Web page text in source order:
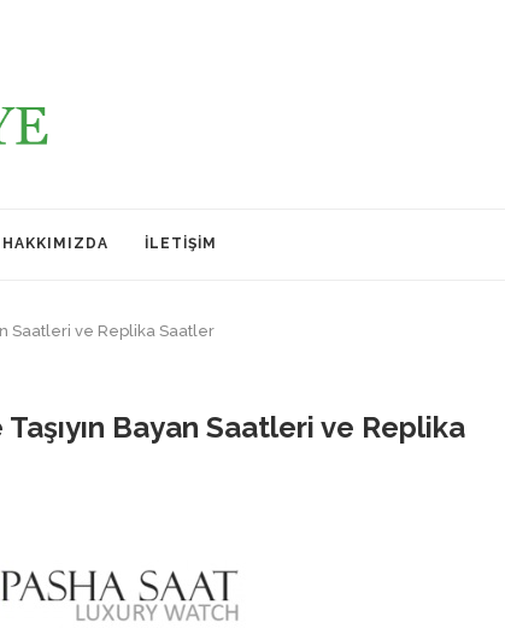
HAKKIMIZDA İLETIŞIM
Saatleri ve Replika Saatler
Bayan Saatleri ve Replika